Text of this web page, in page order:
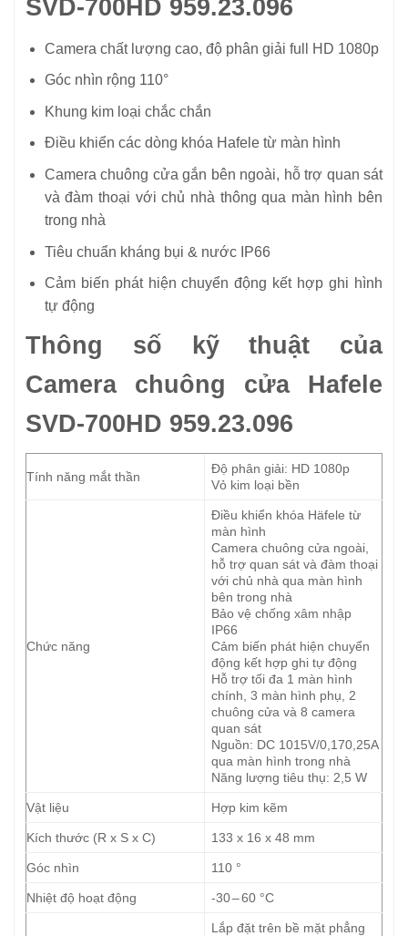
SVD-700HD 959.23.096
Camera chất lượng cao, độ phân giải full HD 1080p
Góc nhìn rộng 110°
Khung kim loại chắc chắn
Điều khiển các dòng khóa Hafele từ màn hình
Camera chuông cửa gắn bên ngoài, hỗ trợ quan sát
và đàm thoại với chủ nhà thông qua màn hình bên
trong nhà
Tiêu chuẩn kháng bụi & nước IP66
Cảm biến phát hiện chuyển động kết hợp ghi hình
tự động
Thông số kỹ thuật của
Camera chuông cửa Hafele
SVD-700HD 959.23.096
Tính năng mắt thần
Độ phân giải: HD 1080p
Vỏ kim loại bền
Chức năng
Điều khiển khóa Häfele từ
màn hình
Camera chuông cửa ngoài,
hỗ trợ quan sát và đàm thoại
với chủ nhà qua màn hình
bên trong nhà
Bảo vệ chống xâm nhập
IP66
Cảm biến phát hiện chuyển
động kết hợp ghi tự động
Hỗ trợ tối đa 1 màn hình
chính, 3 màn hình phụ, 2
chuông cửa và 8 camera
quan sát
Nguồn: DC 1015V/0,170,25A
qua màn hình trong nhà
Năng lượng tiêu thụ: 2,5 W
Vật liệu Hợp kim kẽm
Kích thước (R x S x C) 133 x 16 x 48 mm
Góc nhìn 110 °
Nhiệt độ hoạt động -30 – 60 °C
Lắp đặt trên bề mặt phẳng